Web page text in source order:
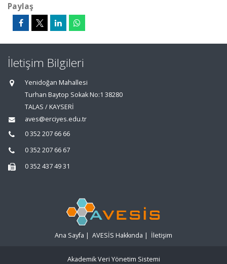
Paylaş
İletişim Bilgileri
Yenidoğan Mahallesi
Turhan Baytop Sokak No:1 38280
TALAS / KAYSERİ
aves@erciyes.edu.tr
0 352 207 66 66
0 352 207 66 67
0 352 437 49 31
Ana Sayfa | AVESİS Hakkında | İletişim
Akademik Veri Yönetim Sistemi